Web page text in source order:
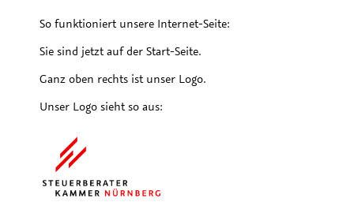
So funktioniert unsere Internet-Seite:
Sie sind jetzt auf der Start-Seite.
Ganz oben rechts ist unser Logo.
Unser Logo sieht so aus: